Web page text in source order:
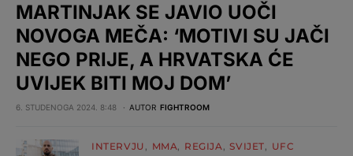
MARTINJAK SE JAVIO UOČI
NOVOGA MEČA: ‘MOTIVI SU JAČI
NEGO PRIJE, A HRVATSKA ĆE
UVIJEK BITI MOJ DOM’
6. STUDENOGA 2024. 8:48 AUTOR FIGHTROOM
INTERVJU MMA REGIJA SVIJET UFC